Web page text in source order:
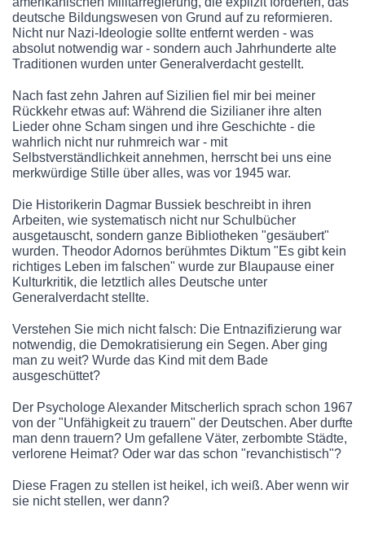
deutsche Bildungswesen von Grund auf zu reformieren.
Nicht nur Nazi-Ideologie sollte entfernt werden - was
absolut notwendig war - sondern auch Jahrhunderte alte
Traditionen wurden unter Generalverdacht gestellt.
Nach fast zehn Jahren auf Sizilien fiel mir bei meiner
Rückkehr etwas auf: Während die Sizilianer ihre alten
Lieder ohne Scham singen und ihre Geschichte - die
wahrlich nicht nur ruhmreich war - mit
Selbstverständlichkeit annehmen, herrscht bei uns eine
merkwürdige Stille über alles, was vor 1945 war.
Die Historikerin Dagmar Bussiek beschreibt in ihren
Arbeiten, wie systematisch nicht nur Schulbücher
ausgetauscht, sondern ganze Bibliotheken "gesäubert"
wurden. Theodor Adornos berühmtes Diktum "Es gibt kein
richtiges Leben im falschen" wurde zur Blaupause einer
Kulturkritik, die letztlich alles Deutsche unter
Generalverdacht stellte.
Verstehen Sie mich nicht falsch: Die Entnazifizierung war
notwendig, die Demokratisierung ein Segen. Aber ging
man zu weit? Wurde das Kind mit dem Bade
ausgeschüttet?
Der Psychologe Alexander Mitscherlich sprach schon 1967
von der "Unfähigkeit zu trauern" der Deutschen. Aber durfte
man denn trauern? Um gefallene Väter, zerbombte Städte,
verlorene Heimat? Oder war das schon "revanchistisch"?
Diese Fragen zu stellen ist heikel, ich weiß. Aber wenn wir
sie nicht stellen, wer dann?